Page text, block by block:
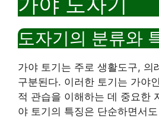
도자기의 분류와
가야 토기는 주로 생활도구, 의
구분된다. 이러한 토기는 가야
적 관습을 이해하는 데 중요한
야 토기의 특징은 단순하면서